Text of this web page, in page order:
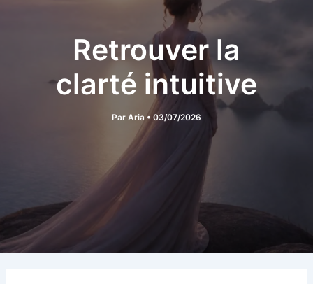
Retrouver la
clarté intuitive
Par Aria • 03/07/2026